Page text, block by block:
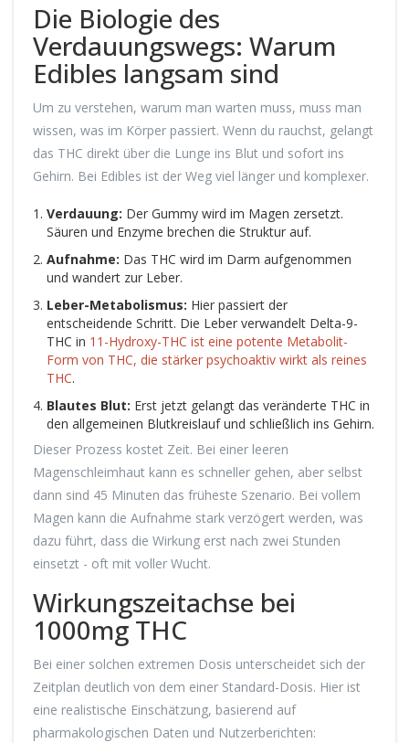
Die Biologie des
Verdauungswegs: Warum
Edibles langsam sind
Um zu verstehen, warum man warten muss, muss man
wissen, was im Körper passiert. Wenn du rauchst, gelangt
das THC direkt über die Lunge ins Blut und sofort ins
Gehirn. Bei Edibles ist der Weg viel länger und komplexer.
Verdauung: Der Gummy wird im Magen zersetzt.
Säuren und Enzyme brechen die Struktur auf.
Aufnahme: Das THC wird im Darm aufgenommen
und wandert zur Leber.
Leber-Metabolismus: Hier passiert der
entscheidende Schritt. Die Leber verwandelt Delta-9-
THC in 11-Hydroxy-THC ist eine potente Metabolit-
Form von THC, die stärker psychoaktiv wirkt als reines
THC.
Blautes Blut: Erst jetzt gelangt das veränderte THC in
den allgemeinen Blutkreislauf und schließlich ins Gehirn.
Dieser Prozess kostet Zeit. Bei einer leeren
Magenschleimhaut kann es schneller gehen, aber selbst
dann sind 45 Minuten das früheste Szenario. Bei vollem
Magen kann die Aufnahme stark verzögert werden, was
dazu führt, dass die Wirkung erst nach zwei Stunden
einsetzt - oft mit voller Wucht.
Wirkungszeitachse bei
1000mg THC
Bei einer solchen extremen Dosis unterscheidet sich der
Zeitplan deutlich von dem einer Standard-Dosis. Hier ist
eine realistische Einschätzung, basierend auf
pharmakologischen Daten und Nutzerberichten: